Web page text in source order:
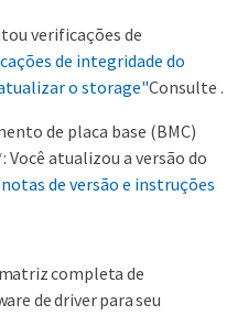
verificações de
de integridade do
o storage"Consulte .
de placa base (BMC)
Você atualizou a versão do
de versão e instruções
completa de
de driver para seu